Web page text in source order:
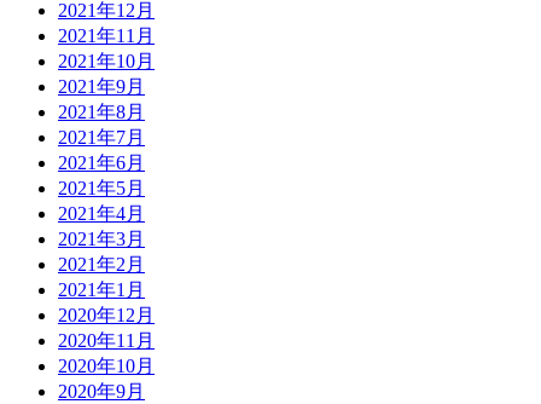
2021年12月
2021年11月
2021年10月
2021年9月
2021年8月
2021年7月
2021年6月
2021年5月
2021年4月
2021年3月
2021年2月
2021年1月
2020年12月
2020年11月
2020年10月
2020年9月